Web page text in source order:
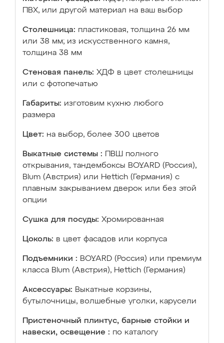
ПВХ, или другой материал на ваш выбор
Столешница: пластиковая, толщина 26 мм
или 38 мм; из искусственного камня,
толщина 38 мм
Стеновая панель: ХДФ в цвет столешницы
или с фотопечатью
Габариты: изготовим кухню любого
размера
Цвет: на выбор, более 300 цветов
Выкатные системы :
ПВШ полного
открывания, тандембоксы BOYARD (Россия),
Blum (Австрия) или Hettich (Германия) с
плавным закрыванием дверок или без этой
опции
Сушка для посуды: Хромированная
Цоколь: в цвет фасадов или корпуса
Подъемники : BOYARD (Россия) или премиум
класса Blum (Австрия), Hettich (Германия)
Аксессуары: Выкатные корзины,
бутылочницы, волшебные уголки, карусели
Пристеночный плинтус, барные стойки и
навески, освещение : по каталогу